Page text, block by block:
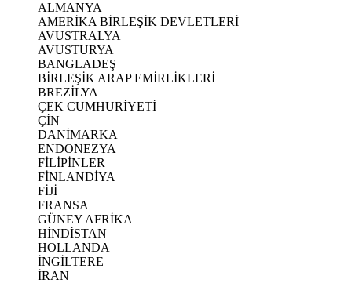
ALMANYA
AMERİKA BİRLEŞİK DEVLETLERİ
AVUSTRALYA
AVUSTURYA
BANGLADEŞ
BİRLEŞİK ARAP EMİRLİKLERİ
BREZİLYA
ÇEK CUMHURİYETİ
ÇİN
DANİMARKA
ENDONEZYA
FİLİPİNLER
FİNLANDİYA
FİJİ
FRANSA
GÜNEY AFRİKA
HİNDİSTAN
HOLLANDA
İNGİLTERE
İRAN